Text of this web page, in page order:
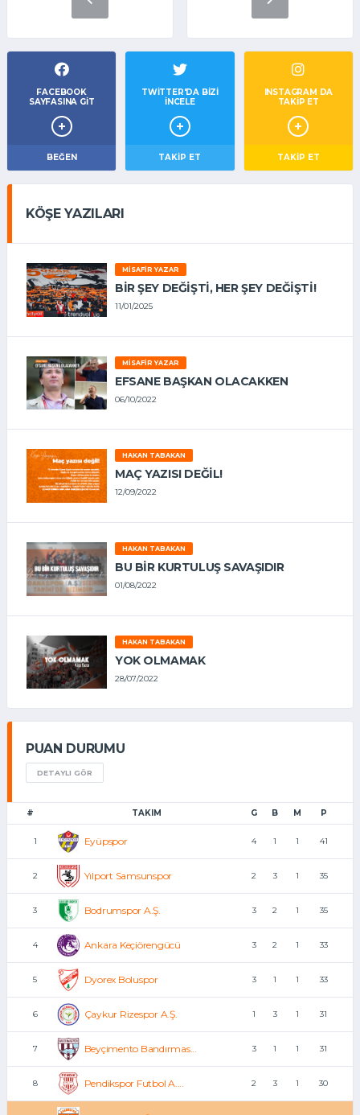
FACEBOOK
SAYFASINA GIT
BEĞEN
TWITTER'DA BIZI
İNCELE
TAKIP ET
INSTAGRAM DA
TAKİP ET
TAKİP ET
KÖŞE YAZILARI
MISAFIR YAZAR
BIR ŞEY DEĞIŞTI, HER ŞEY DEĞIŞTI!
11/01/2025
MISAFIR YAZAR
EFSANE BAŞKAN OLACAKKEN
06/10/2022
HAKAN TABAKAN
MAÇ YAZISI DEĞİL!
12/09/2022
HAKAN TABAKAN
BU BİR KURTULUŞ SAVAŞIDIR
01/08/2022
HAKAN TABAKAN
YOK OLMAMAK
28/07/2022
PUAN DURUMU
DETAYLI GÖR
# TAKIM G B M P
1 Eyüpspor 4 1 1 41
2 Yılport Samsunspor 2 3 1 35
3 Bodrumspor A.Ş. 3 2 1 35
4 Ankara Keçiörengücü 3 2 1 33
5 Dyorex Boluspor 3 1 1 33
6 Çaykur Rizespor A.Ş. 1 3 1 31
7 Beyçimento Bandırmas... 3 1 1 31
8 Pendikspor Futbol A.... 2 3 1 30